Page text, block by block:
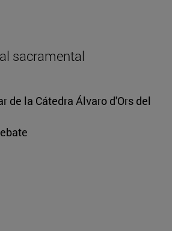
sacramental
de la Cátedra Álvaro d'Ors del